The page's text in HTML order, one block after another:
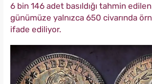
6 bin 146 adet basıldığı tahmin
günümüze yalnızca 650 civarında
ifade ediliyor.